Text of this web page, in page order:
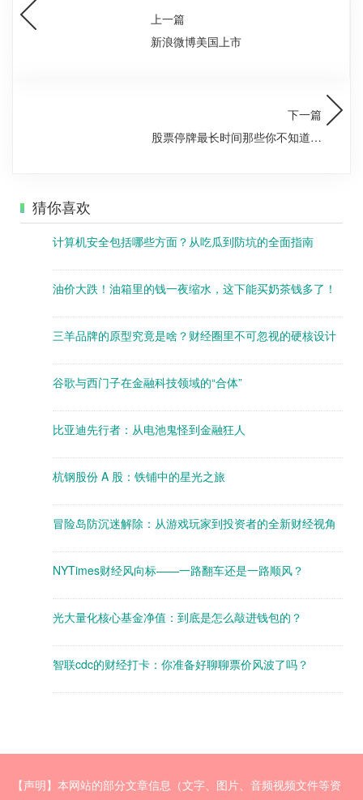
上一篇
新浪微博美国上市
下一篇
股票停牌最长时间那些你不知道的
猜你喜欢
计算机安全包括哪些方面？从吃瓜到防坑的全面指南
油价大跌！油箱里的钱一夜缩水，这下能买奶茶钱多了！
三羊品牌的原型究竟是啥？财经圈里不可忽视的硬核设计
谷歌与西门子在金融科技领域的“合体”
比亚迪先行者：从电池鬼怪到金融狂人
杭钢股份 A 股：铁铺中的星光之旅
冒险岛防沉迷解除：从游戏玩家到投资者的全新财经视角
NYTimes财经风向标——一路翻车还是一路顺风？
光大量化核心基金净值：到底是怎么敲进钱包的？
智联cdc的财经打卡：你准备好聊聊票价风波了吗？
【声明】本网站的部分文章信息（文字、图片、音频视频文件等资